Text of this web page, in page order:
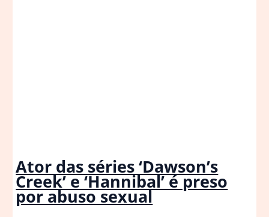
Ator das séries ‘Dawson’s
Creek’ e ‘Hannibal’ é preso
por abuso sexual